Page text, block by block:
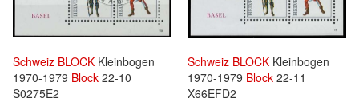
Schweiz BLOCK Kleinbogen
1970-1979 Block 22-10
S0275E2
Schweiz BLOCK Kleinbogen
1970-1979 Block 22-11
X66EFD2